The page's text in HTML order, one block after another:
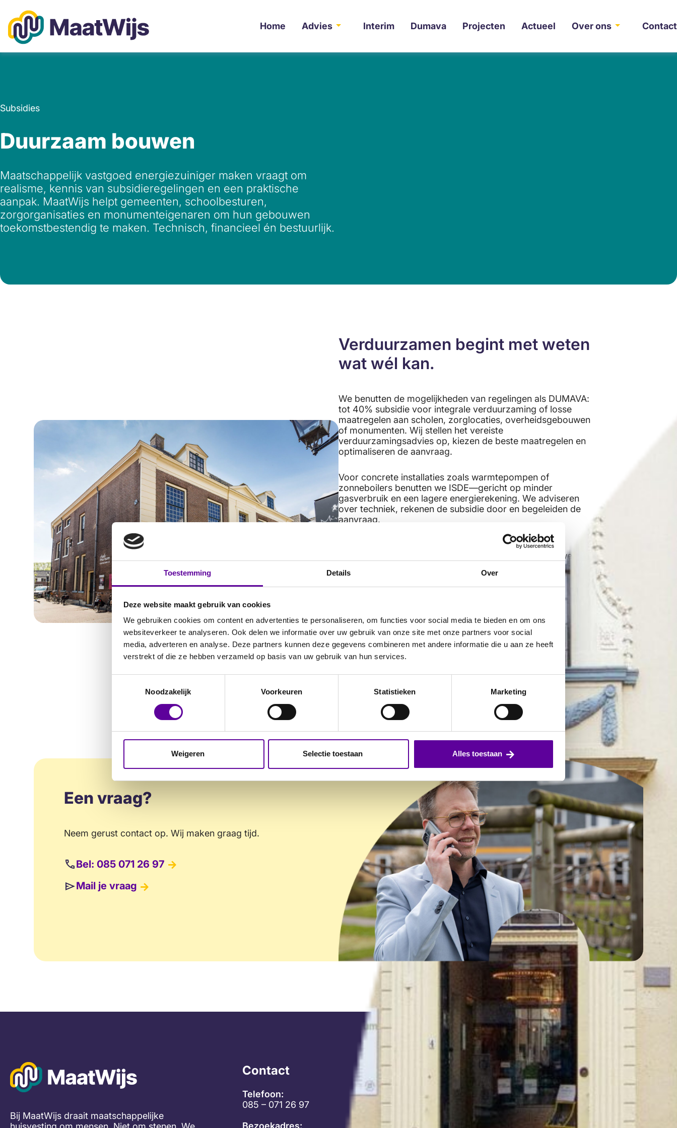
Toestemming Details Over
Deze website maakt gebruik van cookies
We gebruiken cookies om content en advertenties te personaliseren, om functies voor social media te bieden en om ons
websiteverkeer te analyseren. Ook delen we informatie over uw gebruik van onze site met onze partners voor social
media, adverteren en analyse. Deze partners kunnen deze gegevens combineren met andere informatie die u aan ze heeft
verstrekt of die ze hebben verzameld op basis van uw gebruik van hun services.
Noodzakelijk
Voorkeuren Statistieken Marketing
Weigeren Selectie toestaan Alles toestaan
naar
de
inhoud
Home Advies Interim Dumava Projecten Actueel Over ons Contact
Subsidies
Duurzaam bouwen
Maatschappelijk vastgoed energiezuiniger maken vraagt om
realisme, kennis van subsidieregelingen en een praktische
aanpak. MaatWijs helpt gemeenten, schoolbesturen,
zorgorganisaties en monumenteigenaren om hun gebouwen
toekomstbestendig te maken. Technisch, financieel én bestuurlijk.
Verduurzamen begint met weten
wat wél kan.
We benutten de mogelijkheden van regelingen als DUMAVA:
tot 40% subsidie voor integrale verduurzaming of losse
maatregelen aan scholen, zorglocaties, overheidsgebouwen
of monumenten. Wij stellen het vereiste
verduurzamingsadvies op, kiezen de beste maatregelen en
optimaliseren de aanvraag.
Voor concrete installaties zoals warmtepompen of
zonneboilers benutten we ISDE—gericht op minder
gasverbruik en een lagere energierekening. We adviseren
over techniek, rekenen de subsidie door en begeleiden de
aanvraag.
En bij woonvormen voor 55-plussers, waar een
gemeenschappelijke ruimte het hart vormt, benutten we
SOO: tot €175.000 subsidie voor ontmoetingsplekken. Wij
helpen bij het exploitatieplan en combineren deze met
andere regelingen voor maximaal rendement.
technische onderbouwing en zorgen dat jouw aanvraag
staat als een huis. Ook bij de verantwoording staan we
naast je. Zo wordt verduurzamen niet alleen wenselijk, maar
ook haalbaar en verantwoord.
Neem contact op
Een vraag?
Neem gerust contact op. Wij maken graag tijd.
Bel: 085 071 26 97
Mail je vraag
Bij MaatWijs draait maatschappelijke
Contact
Telefoon:
085 – 071 26 97
Bezoekadres:
Links
Werken bij MaatWijs
Contact